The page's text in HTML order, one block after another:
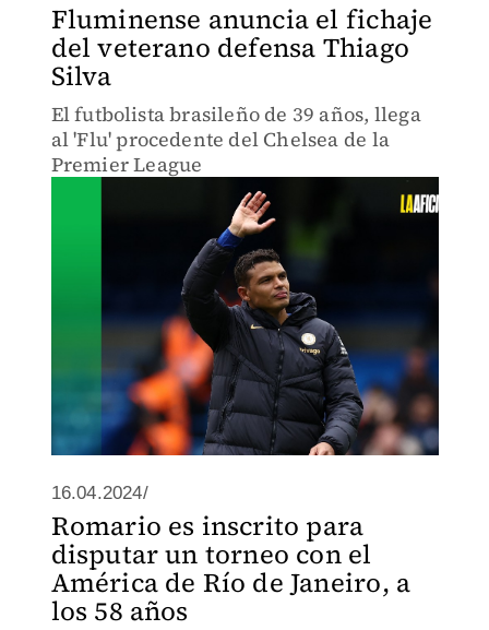
Fluminense anuncia el fichaje
del veterano defensa Thiago
Silva
El futbolista brasileño de 39 años, llega
al 'Flu' procedente del Chelsea de la
Premier League
16.04.2024/
Romario es inscrito para
disputar un torneo con el
América de Río de Janeiro, a
los 58 años